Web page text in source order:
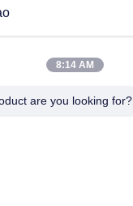
8:14 AM
are you looking for?